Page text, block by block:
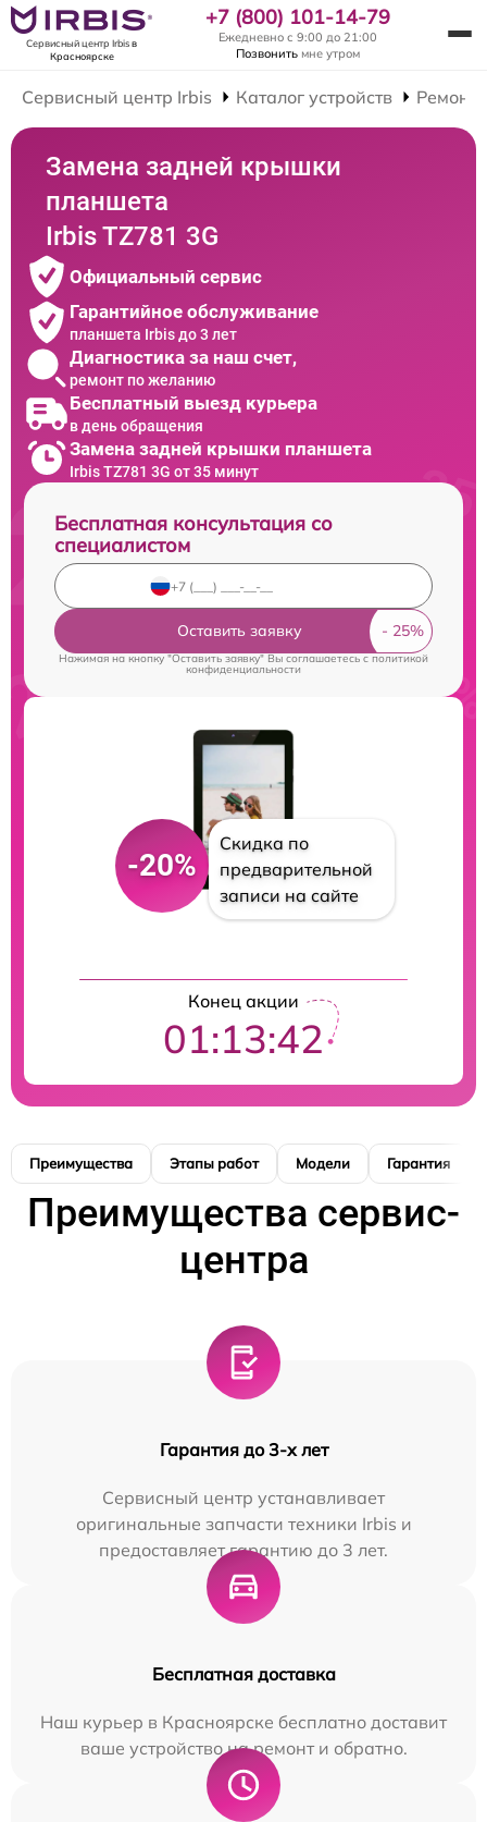
Сервисный центр Irbisв
Красноярске
+7 (800) 101-14-79
Ежедневно с 9:00 до 21:00
Позвонить мне утром
Сервисный центр Irbis Каталог устройств Ремонт
Замена задней крышки
планшета
Irbis TZ781 3G
Официальный сервис
Гарантийное обслуживание
планшета Irbis до 3 лет
Диагностика за наш счет,
ремонт по желанию
Бесплатный выезд курьера
в день обращения
Замена задней крышки планшета
Irbis TZ781 3G от 35 минут
Бесплатная консультация со
специалистом
Оставить заявку
Нажимая на кнопку "Оставить заявку" Вы соглашаетесь c политикой
конфиденциальности
-20%
Скидка по
предварительной
записи на сайте
Конец акции
01:13:41
Преимущества Этапы работ Модели Гарантия
Преимущества сервис-
центра
Гарантия до 3-х лет
Сервисный центр устанавливает
оригинальные запчасти техники Irbis и
предоставляет гарантию до 3 лет.
Бесплатная доставка
Наш курьер в Красноярске бесплатно доставит
ваше устройство на ремонт и обратно.